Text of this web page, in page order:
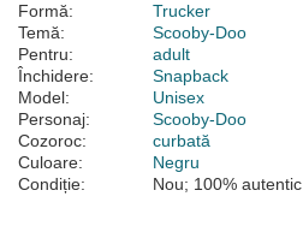
Formă:
Trucker
Temă:
Scooby-Doo
Pentru:
adult
Închidere:
Snapback
Model:
Unisex
Personaj:
Scooby-Doo
Cozoroc:
curbată
Culoare:
Negru
Condiție:
Nou; 100% autentic